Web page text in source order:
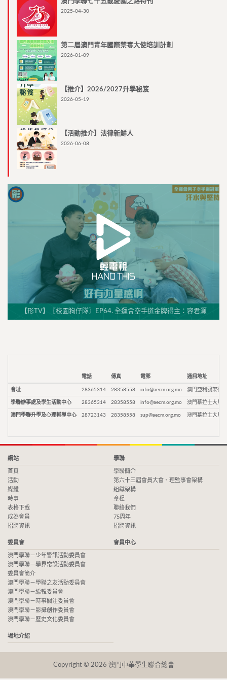
2025-04-30
第二屆澳門青年國際禁毒大使培訓計劃
2026-01-09
【推介】2026/2027升學秘笈
2026-05-19
【活動推介】法律新鮮人
2026-06-08
【形TV】〖校園狗仔隊〗EP64. 全運會空手道金牌得主：容君灝
電話 傳真 電郵 通訊地址
會址 28365314 28358558 info@aecm.org.mo 澳門亞利鴉架街9
學聯辦事處及學生活動中心 28365314 28358558 info@aecm.org.mo 澳門慕拉士大馬
澳門學聯升學及心理輔導中心 28723143 28358558 sup@aecm.org.mo 澳門慕拉士大馬
網站
首頁
活動
媒體
時事
表格下載
成為會員
招聘資訊
學聯
學聯簡介
第六十三屆會員大會、理監事會架構
組織架構
章程
聯絡我們
75周年
招聘資訊
委員會
澳門學聯－少年警訊活動委員會
澳門學聯－學界常設活動委員會
委員會簡介
澳門學聯－學聯之友活動委員會
澳門學聯－編輯委員會
澳門學聯－時事關注委員會
澳門學聯－影攝創作委員會
澳門學聯－歷史文化委員會
會員中心
場地介紹
Copyright © 2026 澳門中華學生聯合總會